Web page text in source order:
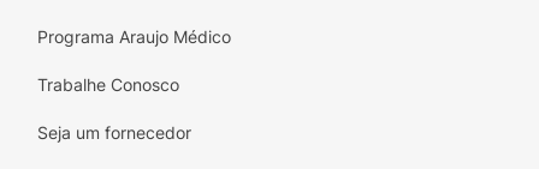
Programa Araujo Médico
Trabalhe Conosco
Seja um fornecedor